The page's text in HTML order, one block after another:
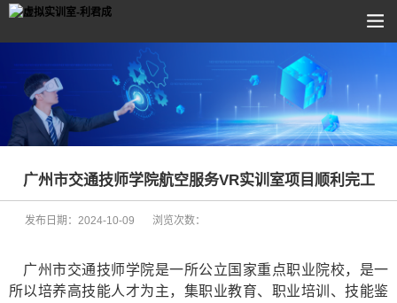
广州市交通技师学院航空服务VR实训室项目顺利完工
发布日期： 2024-10-09 浏览次数：
广州市交通技师学院是一所公立国家重点职业院校，是一
所以培养高技能人才为主，集职业教育、职业培训、技能鉴